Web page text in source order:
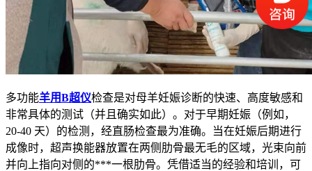
多功能羊用B超仪检查是对母羊妊娠诊断的快速、高度敏感和
非常具体的测试（并且确实如此）。对于早期妊娠（例如，
20-40 天）的检测，经直肠检查最为准确。当在妊娠后期进行
成像时，超声换能器放置在两侧肋骨最无毛的区域，光束向前
并向上指向对侧的***一根肋骨。凭借适当的经验和培训，可